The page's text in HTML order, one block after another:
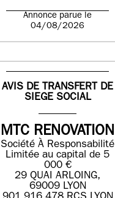
Annonce parue le
04/08/2026
AVIS DE TRANSFERT DE
SIEGE SOCIAL
MTC RENOVATION
Société À Responsabilité
Limitée au capital de 5
000 €
29 QUAI ARLOING,
69009 LYON